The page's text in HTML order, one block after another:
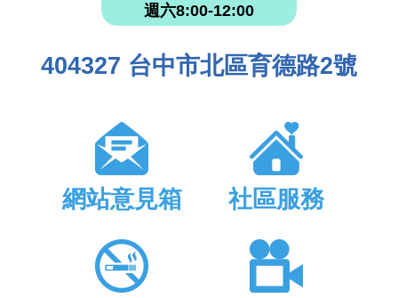
週六8:00-12:00
404327 台中市北區育德路2號
網站意見箱 社區服務